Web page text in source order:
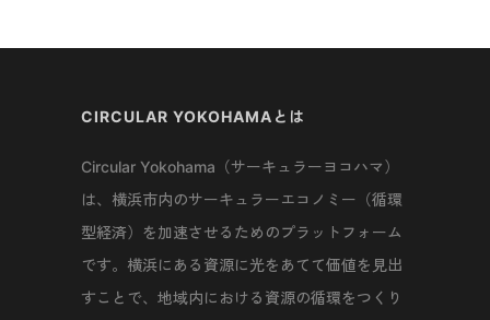
CIRCULAR YOKOHAMAとは
Circular Yokohama（サーキュラーヨコハマ）
は、横浜市内のサーキュラーエコノミー（循環
型経済）を加速させるためのプラットフォーム
です。横浜にある資源に光をあてて価値を見出
すことで、地域内における資源の循環をつくり